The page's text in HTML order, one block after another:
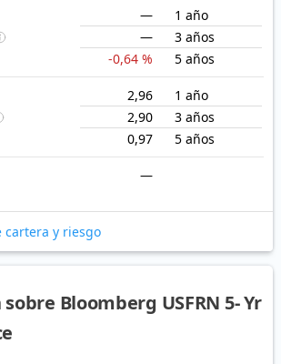
—
1 año
—
3 años
-0,64 %
5 años
2,96
1 año
2,90
3 años
0,97
5 años
—
cartera y riesgo
Bloomberg USFRN 5- Yr